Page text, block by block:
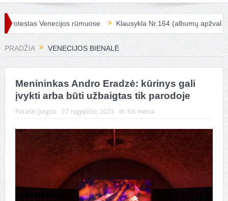
Venecijos rūmuose Klausykla Nr.164 (albumų apžvalga)
PRADŽIA VENECIJOS BIENALĖ
Menininkas Andro Eradzė: kūrinys gali
įvykti arba būti užbaigtas tik parodoje
Parašė: Jurgita 27 rugpjūčio, 2023 In: Kiti menai